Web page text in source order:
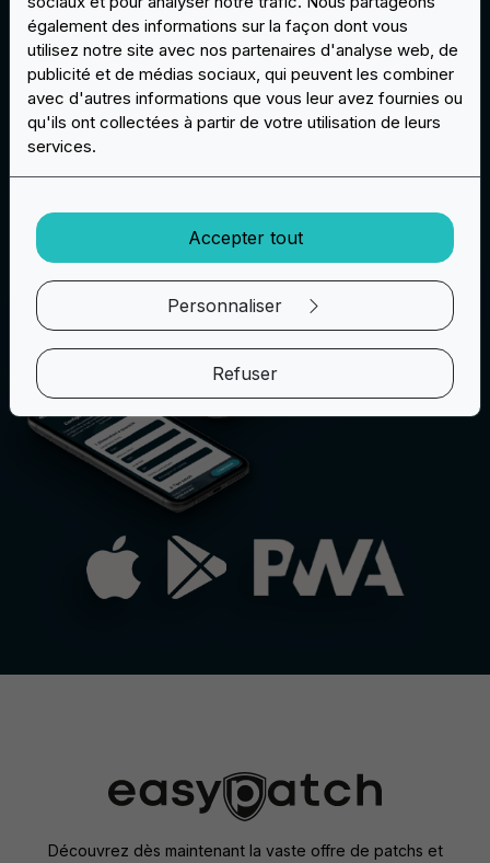
pour nous rejoindre et offrir à vos clients une
expérience de personnalisation unique en son genre !
Devenir partenaire
Découvrez dès maintenant la vaste offre de patchs et
également des informations sur la façon dont vous
utilisez notre site avec nos partenaires d'analyse web, de
publicité et de médias sociaux, qui peuvent les combiner
avec d'autres informations que vous leur avez fournies ou
qu'ils ont collectées à partir de votre utilisation de leurs
services.
Accepter tout
Personnaliser
Refuser